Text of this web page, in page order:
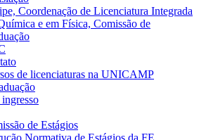
Coordenação de Licenciatura Integrada
e em Física, Comissão de
de licenciaturas na UNICAMP
de Estágios
Normativa de Estágios da FE